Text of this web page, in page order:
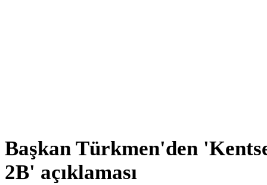
Başkan Türkmen'den
2B' açıklaması